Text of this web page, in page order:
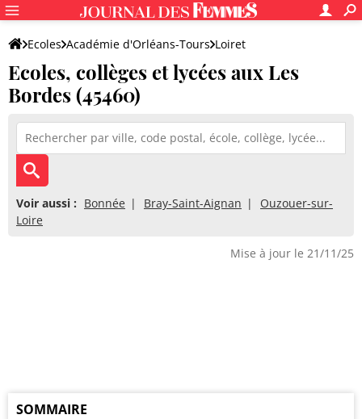
Ecoles Académie d'Orléans-Tours Loiret
Ecoles, collèges et lycées aux Les
Bordes (45460)
Voir aussi : Bonnée Bray-Saint-Aignan
Ouzouer-sur-
Loire
Mise à jour le 21/11/25
SOMMAIRE